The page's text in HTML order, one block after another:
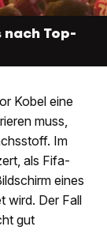
nach Top-
Kobel eine
muss,
Im
als Fifa-
eines
wird. Der Fall
gut